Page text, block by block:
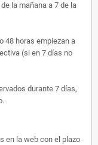
la mañana a 7 de la
48 horas empiezan a
(si en 7 días no
durante 7 días,
en la web con el plazo